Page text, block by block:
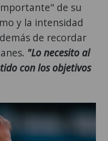
de su
y la intensidad
de recordar
"Lo necesito al
con los objetivos